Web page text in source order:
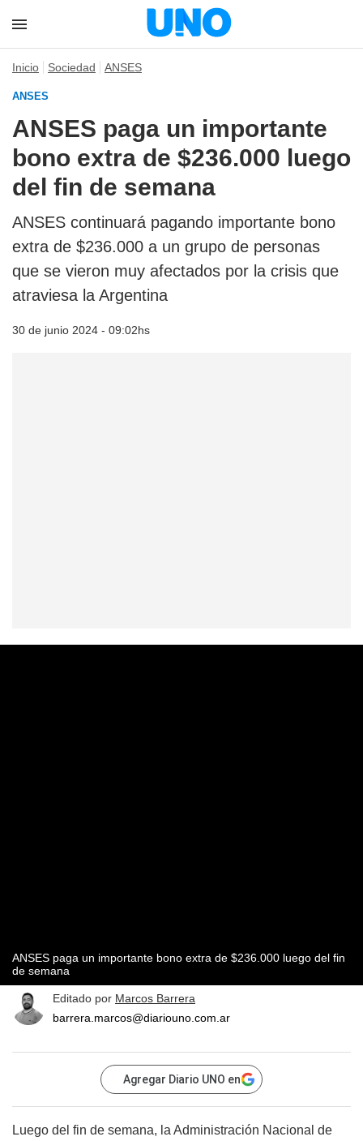
Inicio Sociedad ANSES
ANSES
ANSES paga un importante
bono extra de $236.000 luego
del fin de semana
ANSES continuará pagando importante bono
extra de $236.000 a un grupo de personas
que se vieron muy afectados por la crisis que
atraviesa la Argentina
30 de junio 2024 - 09:02hs
ANSES paga un importante bono extra de $236.000 luego del fin
de semana
Editado por Marcos Barrera
barrera.marcos@diariouno.com.ar
Agregar Diario UNO en
Luego del fin de semana, la Administración Nacional de